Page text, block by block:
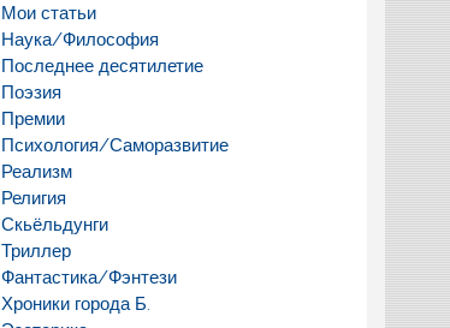
Мои статьи
Наука/Философия
Последнее десятилетие
Поэзия
Премии
Психология/Саморазвитие
Реализм
Религия
Скьёльдунги
Триллер
Фантастика/Фэнтези
Хроники города Б.